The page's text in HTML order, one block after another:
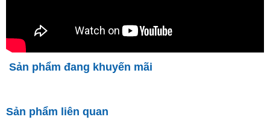
Sản phẩm đang khuyến mãi
Sản phẩm liên quan